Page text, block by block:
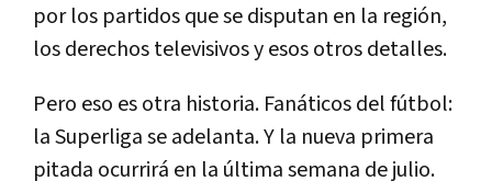
por los partidos que se disputan en la región,
los derechos televisivos y esos otros detalles.
Pero eso es otra historia. Fanáticos del fútbol:
la Superliga se adelanta. Y la nueva primera
pitada ocurrirá en la última semana de julio.